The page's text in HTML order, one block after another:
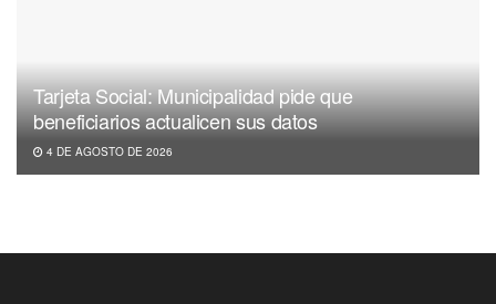
Tarjeta Social: Municipalidad pide que
beneficiarios actualicen sus datos
4 DE AGOSTO DE 2026